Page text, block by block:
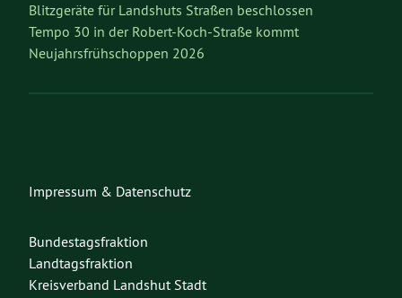
Blitzgeräte für Landshuts Straßen beschlossen
Tempo 30 in der Robert-Koch-Straße kommt
Neujahrsfrühschoppen 2026
Impressum & Datenschutz
Bundestagsfraktion
Landtagsfraktion
Kreisverband Landshut Stadt